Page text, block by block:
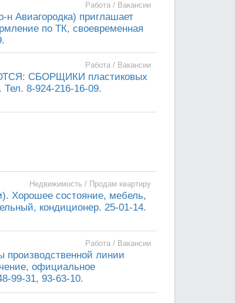
Работа / Вакансии
Авиагородка) приглашает
по ТК, своевременная
Работа / Вакансии
СБОРЩИКИ пластиковых
8-924-216-16-09.
Недвижимость / Продам квартиру
Хорошее состояние, мебель,
кондиционер. 25-01-14.
Работа / Вакансии
производственной линии
официальное
99-31, 93-63-10.